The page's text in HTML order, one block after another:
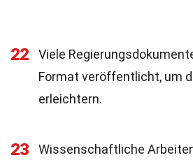
22
Viele
Format veröffentlicht, um
erleichtern.
23
Wissenschaftliche